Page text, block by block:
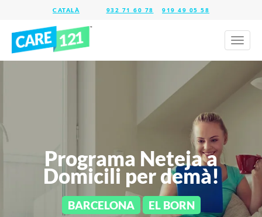
932 71 60 78 919 49 05 58
Toggle
Programa Neteja a
Domicili per demà!
BARCELONA EL BORN